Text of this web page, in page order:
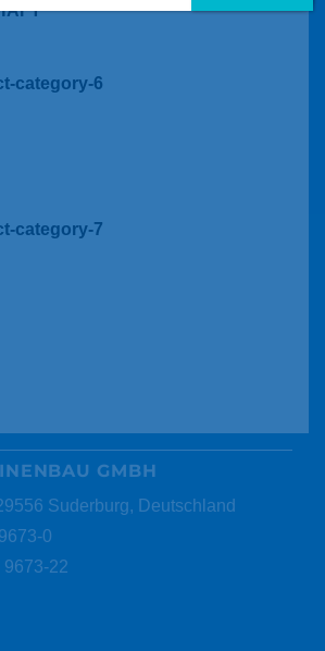
GMBH
Suderburg, Deutschland
0
9673-22